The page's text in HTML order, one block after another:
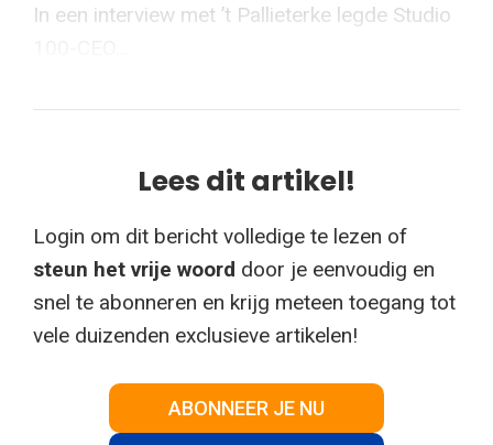
In een interview met ’t Pallieterke legde Studio
Lees dit artikel!
Login om dit bericht volledige te lezen of
steun het vrije woord door je eenvoudig en
snel te abonneren en krijg meteen toegang tot
vele duizenden exclusieve artikelen!
ABONNEER JE NU